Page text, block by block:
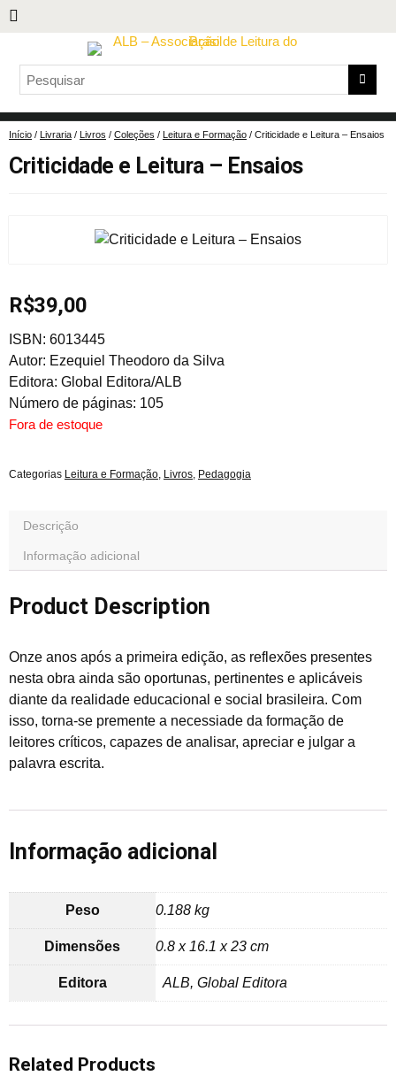
Início / Livraria / Livros / Coleções / Leitura e Formação / Criticidade e Leitura – Ensaios
Criticidade e Leitura – Ensaios
R$39,00
ISBN: 6013445
Autor: Ezequiel Theodoro da Silva
Editora: Global Editora/ALB
Número de páginas: 105
Fora de estoque
Categorias Leitura e Formação, Livros, Pedagogia
Descrição
Informação adicional
Product Description
Onze anos após a primeira edição, as reflexões presentes
nesta obra ainda são oportunas, pertinentes e aplicáveis
diante da realidade educacional e social brasileira. Com
isso, torna-se premente a necessiade da formação de
leitores críticos, capazes de analisar, apreciar e julgar a
palavra escrita.
Informação adicional
Peso 0.188 kg
Dimensões 0.8 x 16.1 x 23 cm
Editora ALB, Global Editora
Related Products